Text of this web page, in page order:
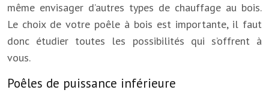
même envisager d’autres types de chauffage au bois.
Le choix de votre poêle à bois est importante, il faut
donc étudier toutes les possibilités qui s’offrent à
vous.
Poêles de puissance inférieure